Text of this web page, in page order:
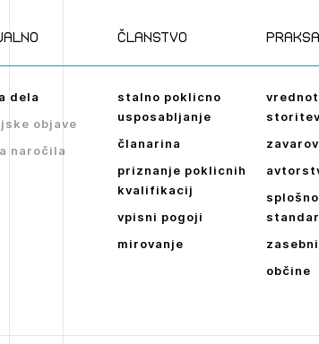
dela
objave
naročila
članstvo
stalno poklicno
usposabljanje
članarina
priznanje poklicnih
kvalifikacij
vpisni pogoji
mirovanje
praksa
storitev
občine